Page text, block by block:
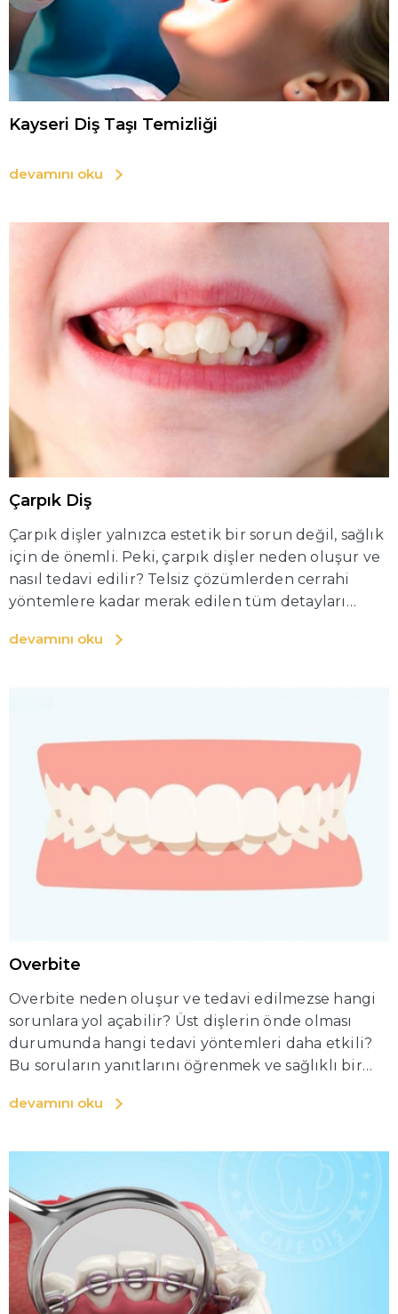
Kayseri Diş Taşı Temizliği
devamını oku
Çarpık Diş
Çarpık dişler yalnızca estetik bir sorun değil, sağlık
için de önemli. Peki, çarpık dişler neden oluşur ve
nasıl tedavi edilir? Telsiz çözümlerden cerrahi
yöntemlere kadar merak edilen tüm detayları
devamını oku
Overbite
Overbite neden oluşur ve tedavi edilmezse hangi
sorunlara yol açabilir? Üst dişlerin önde olması
durumunda hangi tedavi yöntemleri daha etkili?
Bu soruların yanıtlarını öğrenmek ve sağlıklı bir
keşfetmek için okumaya devam edin.
devamını oku